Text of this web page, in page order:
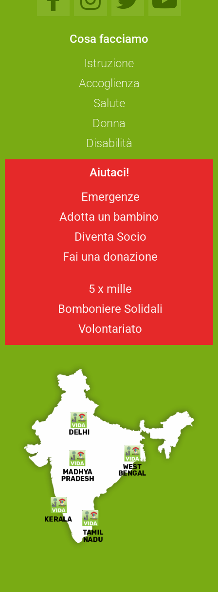
Cosa facciamo
Istruzione
Accoglienza
Salute
Donna
Disabilità
Aiutaci!
Emergenze
Adotta un bambino
Diventa Socio
Fai una donazione
5 x mille
Bomboniere Solidali
Volontariato